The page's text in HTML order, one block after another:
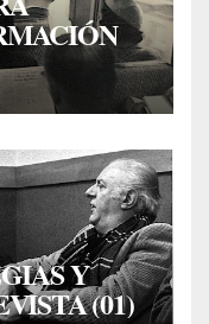
Y
(01)